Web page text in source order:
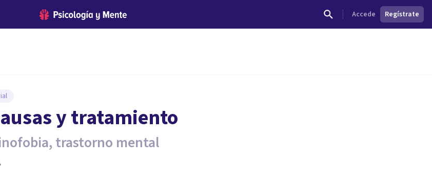
Accede Regístrate
y tratamiento
trastorno mental